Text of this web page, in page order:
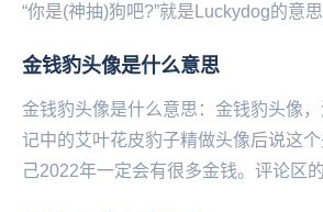
“你是(神抽)狗吧?”就是Luckydog的意
金钱豹头像是什么意思
金钱豹头像是什么意思：‌‌‌‌‌‌‌‌‌‌‌‌金钱豹头像
记中的艾叶花皮豹子精做头像后说这
己2022年一定会有很多金钱。评论区